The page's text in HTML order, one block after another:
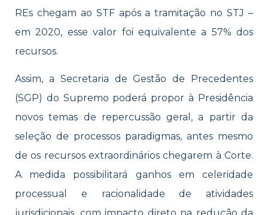
REs chegam ao STF após a tramitação no STJ –
em 2020, esse valor foi equivalente a 57% dos
recursos.
Assim, a Secretaria de Gestão de Precedentes
(SGP) do Supremo poderá propor à Presidência
novos temas de repercussão geral, a partir da
seleção de processos paradigmas, antes mesmo
de os recursos extraordinários chegarem à Corte.
A medida possibilitará ganhos em celeridade
processual e racionalidade de atividades